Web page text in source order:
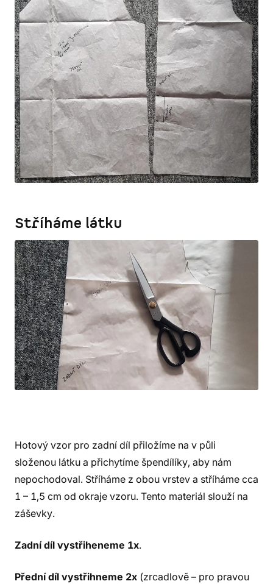
Stříháme látku
Hotový vzor pro zadní díl přiložíme na v půli
složenou látku a přichytíme špendílíky, aby nám
nepochodoval. Stříháme z obou vrstev a stříháme cca
1 – 1,5 cm od okraje vzoru. Tento materiál slouží na
záševky.
Zadní díl vystřiheneme 1x.
Přední díl vystřihneme 2x (zrcadlově – pro pravou